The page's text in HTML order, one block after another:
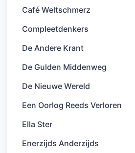
Café Weltschmerz
Compleetdenkers
De Andere Krant
De Gulden Middenweg
De Nieuwe Wereld
Een Oorlog Reeds Verloren
Ella Ster
Enerzijds Anderzijds